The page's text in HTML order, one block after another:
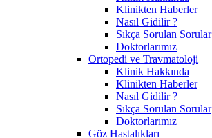
Klinikten Haberler
Nasıl Gidilir ?
Sıkça Sorulan Sorular
Doktorlarımız
Ortopedi ve Travmatoloji
Klinik Hakkında
Klinikten Haberler
Nasıl Gidilir ?
Sıkça Sorulan Sorular
Doktorlarımız
Göz Hastalıkları